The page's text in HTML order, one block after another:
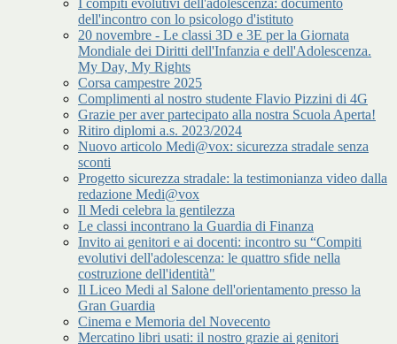
I compiti evolutivi dell'adolescenza: documento
dell'incontro con lo psicologo d'istituto
20 novembre - Le classi 3D e 3E per la Giornata
Mondiale dei Diritti dell'Infanzia e dell'Adolescenza.
My Day, My Rights
Corsa campestre 2025
Complimenti al nostro studente Flavio Pizzini di 4G
Grazie per aver partecipato alla nostra Scuola Aperta!
Ritiro diplomi a.s. 2023/2024
Nuovo articolo Medi@vox: sicurezza stradale senza
sconti
Progetto sicurezza stradale: la testimonianza video dalla
redazione Medi@vox
Il Medi celebra la gentilezza
Le classi incontrano la Guardia di Finanza
Invito ai genitori e ai docenti: incontro su “Compiti
evolutivi dell'adolescenza: le quattro sfide nella
costruzione dell'identità"
Il Liceo Medi al Salone dell'orientamento presso la
Gran Guardia
Cinema e Memoria del Novecento
Mercatino libri usati: il nostro grazie ai genitori